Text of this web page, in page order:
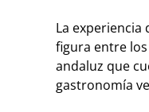
La experiencia
figura entre los
andaluz que
gastronomía